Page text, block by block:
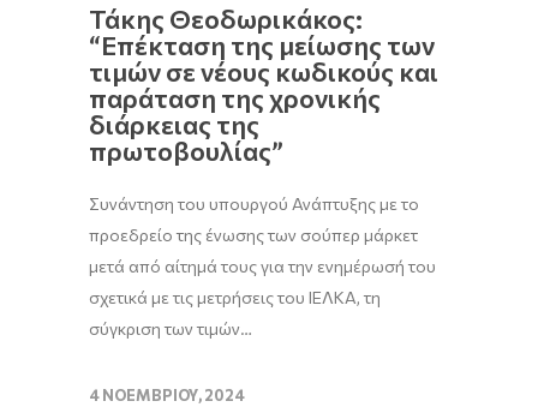
Τάκης Θεοδωρικάκος:
“Επέκταση της μείωσης των
τιμών σε νέους κωδικούς και
παράταση της χρονικής
διάρκειας της
πρωτοβουλίας”
Συνάντηση του υπουργού Ανάπτυξης με το
προεδρείο της ένωσης των σούπερ μάρκετ
μετά από αίτημά τους για την ενημέρωσή του
σχετικά με τις μετρήσεις του ΙΕΛΚΑ, τη
σύγκριση των τιμών…
4 ΝΟΕΜΒΡΊΟΥ, 2024